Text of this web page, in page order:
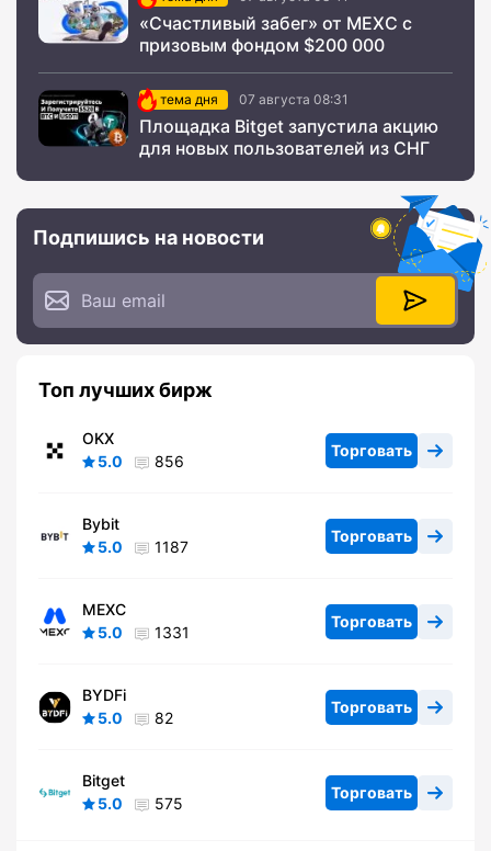
«Счастливый забег» от MEXC с
призовым фондом $200 000
тема дня 07 августа 08:31
Площадка Bitget запустила акцию
для новых пользователей из СНГ
Подпишись на новости
Топ лучших бирж
OKX
5.0
856
Торговать
Bybit
5.0
1187
Торговать
MEXC
5.0
1331
Торговать
BYDFi
5.0
82
Торговать
Bitget
5.0
575
Торговать